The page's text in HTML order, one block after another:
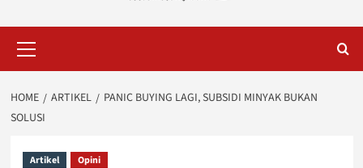
Menu
HOME ARTIKEL
PANIC BUYING LAGI, SUBSIDI MINYAK BUKAN
SOLUSI
Artikel Opini